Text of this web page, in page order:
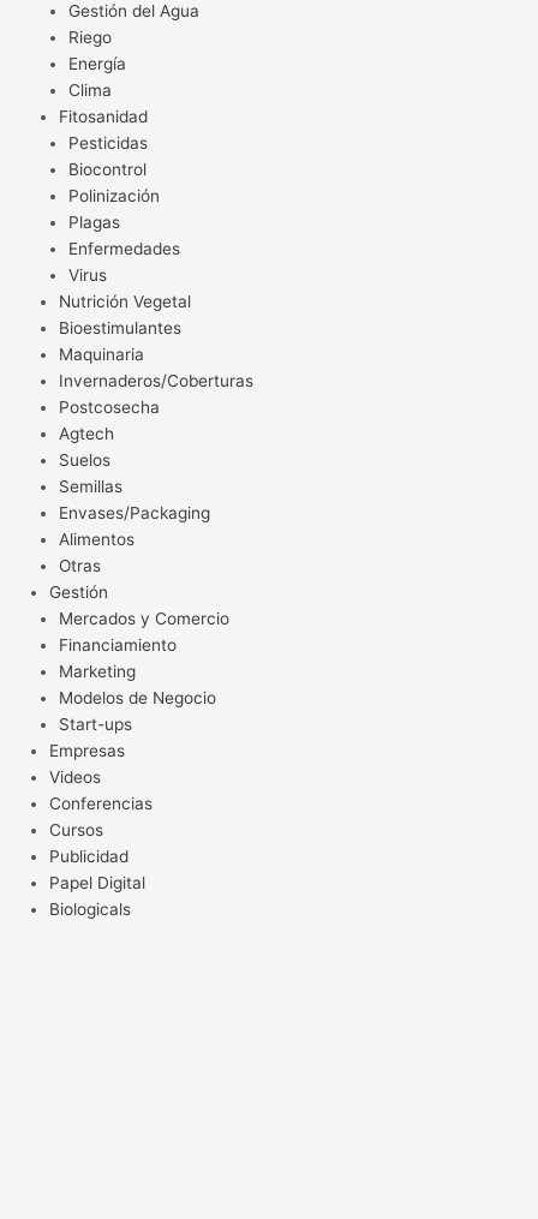
Gestión del Agua
Riego
Energía
Clima
Fitosanidad
Pesticidas
Biocontrol
Polinización
Plagas
Enfermedades
Virus
Nutrición Vegetal
Bioestimulantes
Maquinaria
Invernaderos/Coberturas
Postcosecha
Agtech
Suelos
Semillas
Envases/Packaging
Alimentos
Otras
Gestión
Mercados y Comercio
Financiamiento
Marketing
Modelos de Negocio
Start-ups
Empresas
Videos
Conferencias
Cursos
Publicidad
Papel Digital
Biologicals